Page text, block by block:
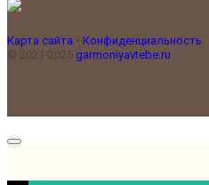
Карта сайта • Конфиденциальность
© 2021-2025 garmoniyavtebe.ru